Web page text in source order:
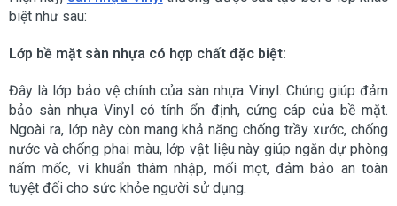
biệt như sau:
Lớp bề mặt sàn nhựa có hợp chất đặc biệt:
Đây là lớp bảo vệ chính của sàn nhựa Vinyl. Chúng giúp đảm
bảo sàn nhựa Vinyl có tính ổn định, cứng cáp của bề mặt.
Ngoài ra, lớp này còn mang khả năng chống trầy xước, chống
nước và chống phai màu, lớp vật liệu này giúp ngăn dự phòng
nấm mốc, vi khuẩn thâm nhập, mối mọt, đảm bảo an toàn
tuyệt đối cho sức khỏe người sử dụng.